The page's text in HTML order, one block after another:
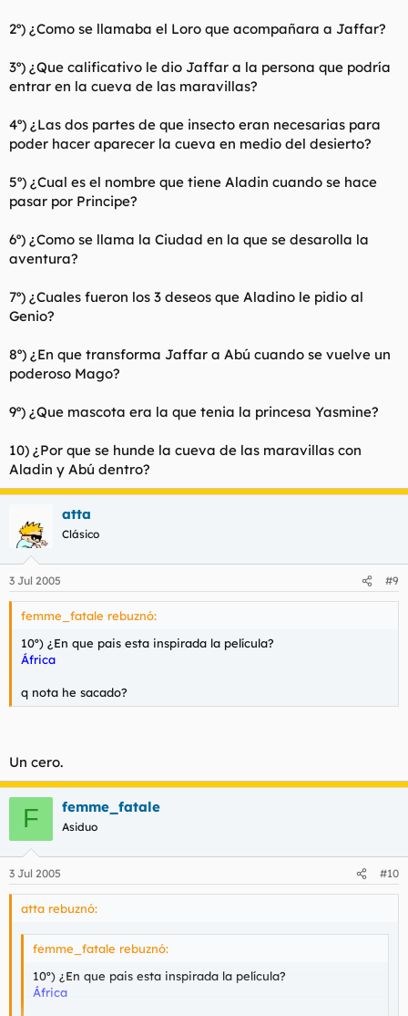
2º) ¿Como se llamaba el Loro que acompañara a Jaffar?
3º) ¿Que calificativo le dio Jaffar a la persona que podría
entrar en la cueva de las maravillas?
4º) ¿Las dos partes de que insecto eran necesarias para
poder hacer aparecer la cueva en medio del desierto?
5º) ¿Cual es el nombre que tiene Aladin cuando se hace
pasar por Principe?
6º) ¿Como se llama la Ciudad en la que se desarolla la
aventura?
7º) ¿Cuales fueron los 3 deseos que Aladino le pidio al
Genio?
8º) ¿En que transforma Jaffar a Abú cuando se vuelve un
poderoso Mago?
9º) ¿Que mascota era la que tenia la princesa Yasmine?
10) ¿Por que se hunde la cueva de las maravillas con
Aladin y Abú dentro?
atta
Clásico
3 Jul 2005 #9
femme_fatale rebuznó:
10º) ¿En que pais esta inspirada la película?
África
q nota he sacado?
Un cero.
F femme_fatale
Asiduo
3 Jul 2005 #10
atta rebuznó:
femme_fatale rebuznó:
10º) ¿En que pais esta inspirada la película?
África